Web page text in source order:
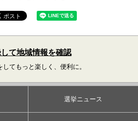
て地域情報を確認
してもっと楽しく、便利に。
選挙ニュース